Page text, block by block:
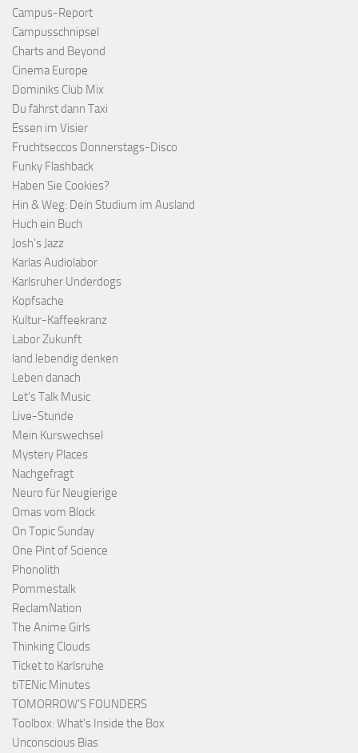
Campus-Report
Campusschnipsel
Charts and Beyond
Cinema Europe
Dominiks Club Mix
Du fährst dann Taxi
Essen im Visier
Fruchtseccos Donnerstags-Disco
Funky Flashback
Haben Sie Cookies?
Hin & Weg: Dein Studium im Ausland
Huch ein Buch
Josh's Jazz
Karlas Audiolabor
Karlsruher Underdogs
Kopfsache
Kultur-Kaffeekranz
Labor Zukunft
land.lebendig denken
Leben danach
Let's Talk Music
Live-Stunde
Mein Kurswechsel
Mystery Places
Nachgefragt
Neuro für Neugierige
Omas vom Block
On Topic Sunday
One Pint of Science
Phonolith
Pommestalk
ReclamNation
The Anime Girls
Thinking Clouds
Ticket to Karlsruhe
tiTENic Minutes
TOMORROW'S FOUNDERS
Toolbox: What's Inside the Box
Unconscious Bias